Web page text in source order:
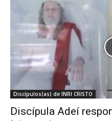
Discípulos(as) de INRI CRISTO
Discípula Adeí